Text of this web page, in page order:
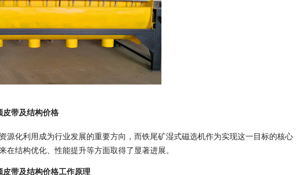
皮带及结构价格
源化利用成为行业发展的重要方向，而铁尾矿湿式磁选机作为实现这一目标的核心
结构优化、性能提升等方面取得了显著进展。
带及结构价格工作原理